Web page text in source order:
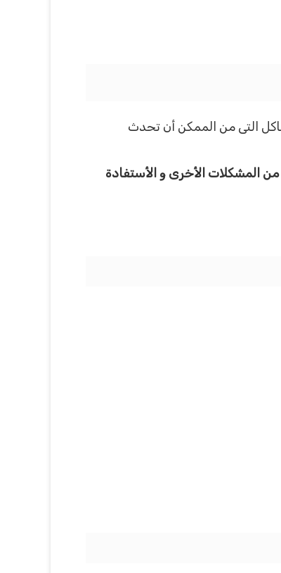
التى من الممكن أن تحدث
المشكلات الأخرى و الأستفادة